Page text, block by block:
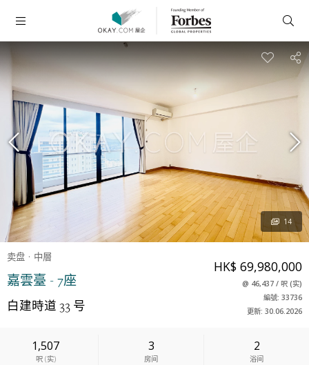
卖盘 中層
嘉雲臺 - 7座
白建時道 33 号
HK$ 69,980,000
@ 46,437/ 呎(实)
編號: 33736
更新: 30.06.2026
1,507
呎(实)
3
房间
2
浴间
14